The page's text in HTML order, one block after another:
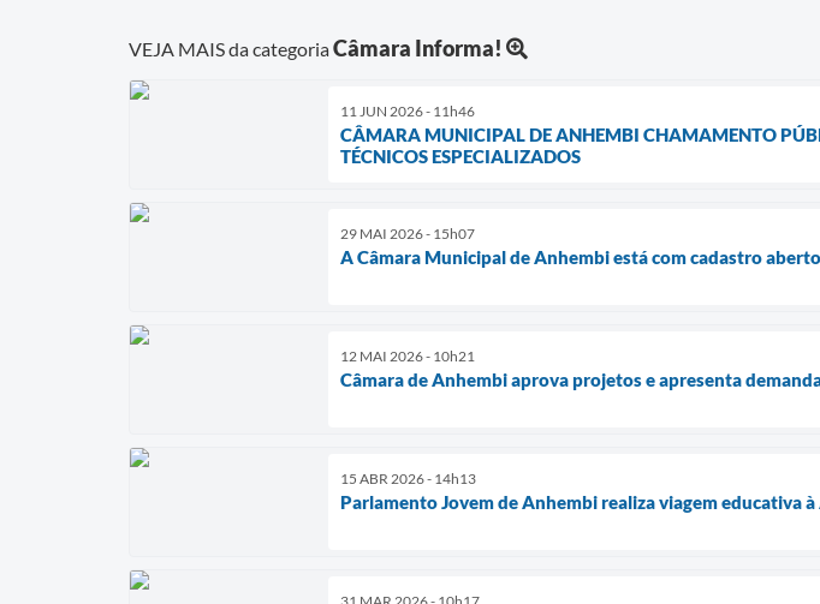
VEJA MAIS da categoriaCâmara Informa!
11 JUN 2026 - 11h46
CÂMARA MUNICIPAL DE ANHEMBI CHAMAMENTO
TÉCNICOS ESPECIALIZADOS
29 MAI 2026 - 15h07
A Câmara Municipal de Anhembi está com cadastro
12 MAI 2026 - 10h21
Câmara de Anhembi aprova projetos e apresenta
15 ABR 2026 - 14h13
Parlamento Jovem de Anhembi realiza viagem educativa